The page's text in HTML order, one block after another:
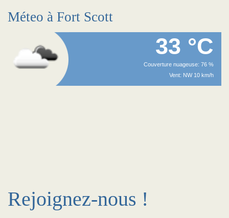
Méteo à Fort Scott
33 °C
Couverture nuageuse: 76 %
Vent: NW 10 km/h
Rejoignez-nous !